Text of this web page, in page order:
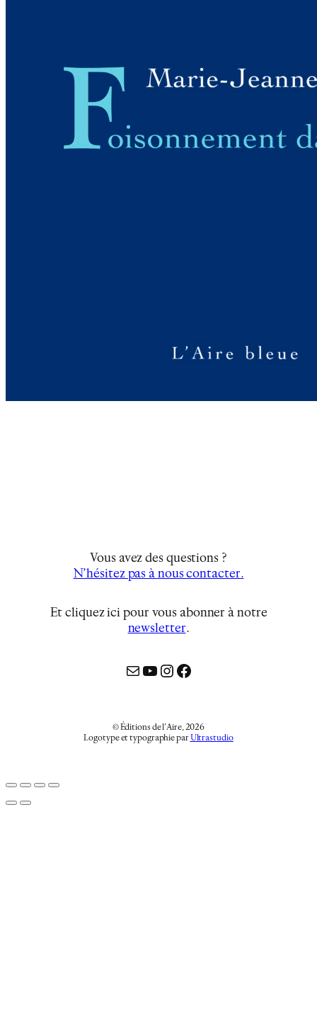
Vous avez des questions ?
N’hésitez pas à nous contacter.
Et cliquez ici pour vous abonner à notre
newsletter…
MailYouTube
Instagram
Facebook
© Éditions de l’Aire, 2026
Logotype et typographie par Ultrastudio